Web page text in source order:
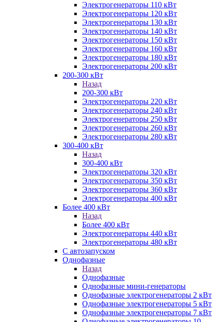
Электрогенераторы 110 кВт
Электрогенераторы 120 кВт
Электрогенераторы 130 кВт
Электрогенераторы 140 кВт
Электрогенераторы 150 кВт
Электрогенераторы 160 кВт
Электрогенераторы 180 кВт
Электрогенераторы 200 кВт
200-300 кВт
Назад
200-300 кВт
Электрогенераторы 220 кВт
Электрогенераторы 240 кВт
Электрогенераторы 250 кВт
Электрогенераторы 260 кВт
Электрогенераторы 280 кВт
300-400 кВт
Назад
300-400 кВт
Электрогенераторы 320 кВт
Электрогенераторы 350 кВт
Электрогенераторы 360 кВт
Электрогенераторы 400 кВт
Более 400 кВт
Назад
Более 400 кВт
Электрогенераторы 440 кВт
Электрогенераторы 480 кВт
С автозапуском
Однофазные
Назад
Однофазные
Однофазные мини-генераторы
Однофазные электрогенераторы 2 кВт
Однофазные электрогенераторы 5 кВт
Однофазные электрогенераторы 7 кВт